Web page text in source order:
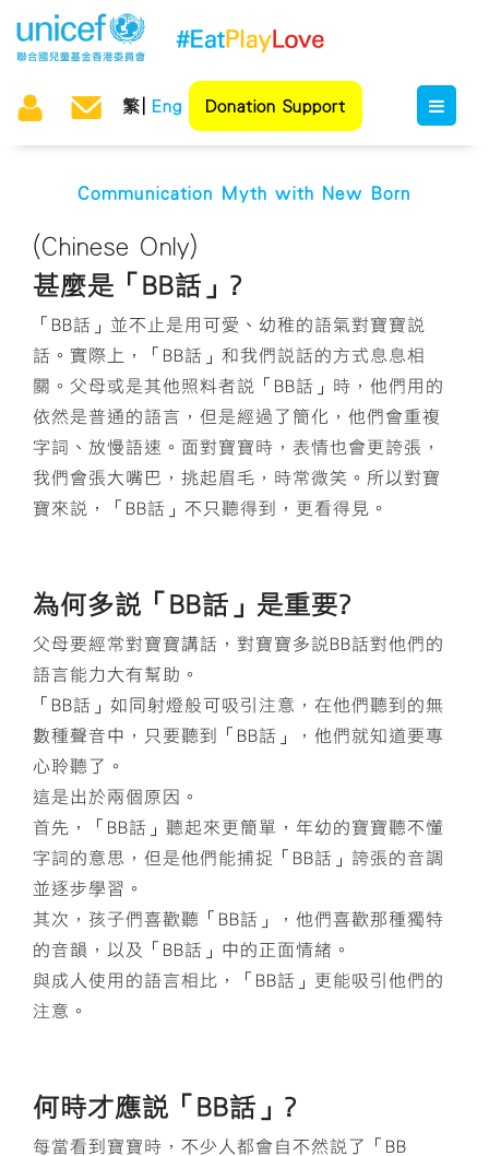
繁 Eng Donation Support
Communication Myth with New Born
(Chinese Only)
甚麼是「BB話」?
「BB話」並不止是用可愛、幼稚的語氣對寶寶說
話。實際上，「BB話」和我們說話的方式息息相
關。父母或是其他照料者說「BB話」時，他們用的
依然是普通的語言，但是經過了簡化，他們會重複
字詞、放慢語速。面對寶寶時，表情也會更誇張，
我們會張大嘴巴，挑起眉毛，時常微笑。所以對寶
寶來說，「BB話」不只聽得到，更看得見。
為何多說「BB話」是重要?
父母要經常對寶寶講話，對寶寶多說BB話對他們的
語言能力大有幫助。
「BB話」如同射燈般可吸引注意，在他們聽到的無
數種聲音中，只要聽到「BB話」，他們就知道要專
心聆聽了。
這是出於兩個原因。
首先，「BB話」聽起來更簡單，年幼的寶寶聽不懂
字詞的意思，但是他們能捕捉「BB話」誇張的音調
並逐步學習。
其次，孩子們喜歡聽「BB話」，他們喜歡那種獨特
的音韻，以及「BB話」中的正面情緒。
與成人使用的語言相比，「BB話」更能吸引他們的
注意。
何時才應說「BB話」?
每當看到寶寶時，不少人都會自不然說了「BB